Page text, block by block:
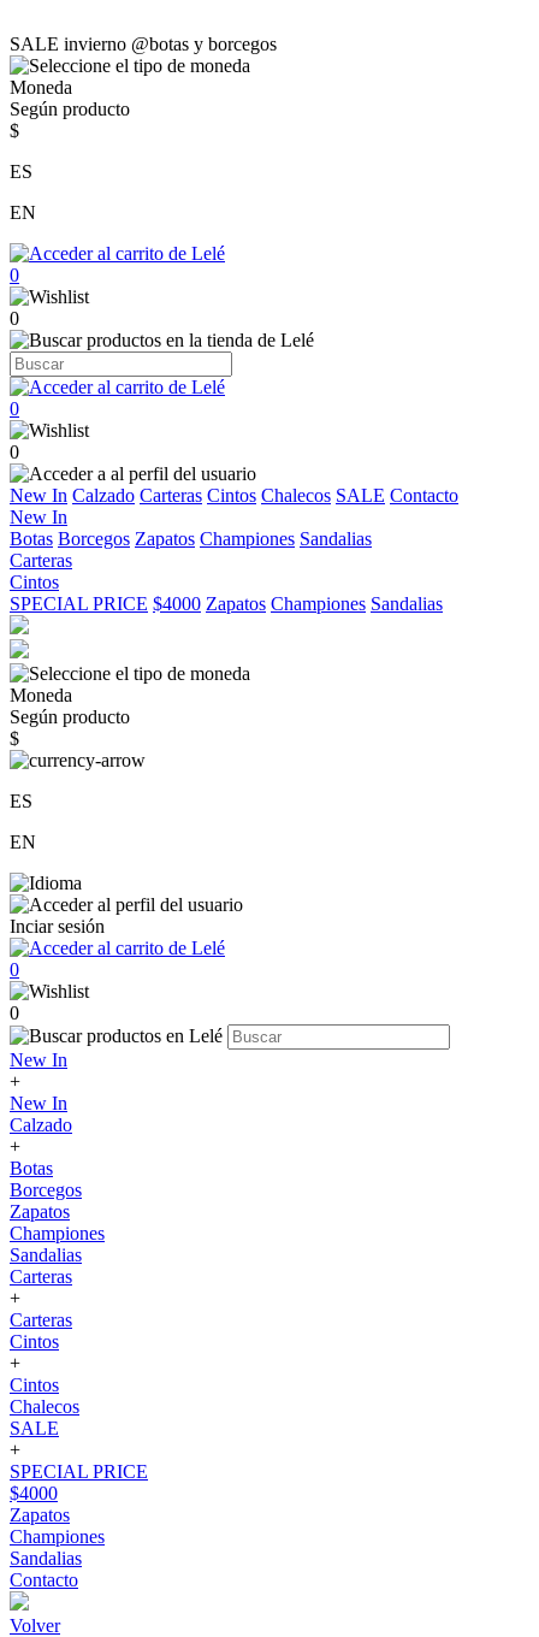
SALE invierno @botas y borcegos
Moneda
Según producto
$
ES
EN
0
0
0
0
New In Calzado Carteras Cintos Chalecos SALE Contacto
New In
Botas Borcegos Zapatos Championes Sandalias
Carteras
Cintos
SPECIAL PRICE $4000 Zapatos Championes Sandalias
Moneda
Según producto
$
ES
EN
Inciar sesión
0
0
New In
+
New In
Calzado
+
Botas
Borcegos
Zapatos
Championes
Sandalias
Carteras
+
Carteras
Cintos
+
Cintos
Chalecos
SALE
+
SPECIAL PRICE
$4000
Zapatos
Championes
Sandalias
Contacto
Volver